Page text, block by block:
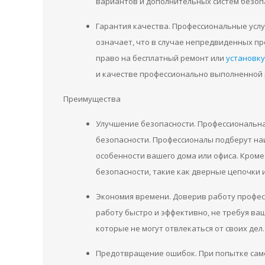
Гарантия качества. Профессиональные
означает, что в случае непредвиденных
право на бесплатный ремонт или
и качестве профессионально
Преимущества
Улучшение безопасности.
безопасности. Профессионалы подберут
особенности вашего дома или офиса.
безопасности, такие как дверные
Экономия времени. Доверив работу
работу быстро и эффективно, не требуя
которые не могут отвлекаться от своих дел.
Предотвращение ошибок. При попытке